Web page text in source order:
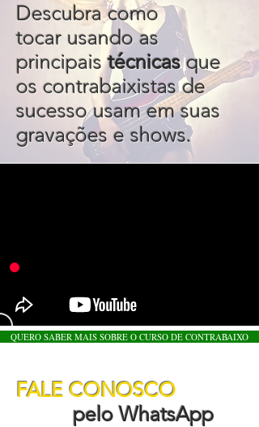
Descubra como
tocar usando as
principaistécnicasque
os contrabaixistas de
sucesso usam em suas
gravações e shows.
QUERO SABER MAIS SOBRE O CURSO DE CONTRABAIXO
FALE CONOSCO
pelo WhatsApp